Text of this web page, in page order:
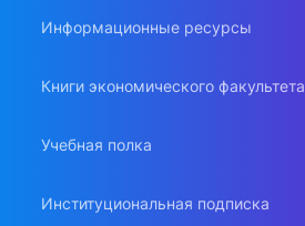
Информационные ресурсы
Книги экономического факультета
Учебная полка
Институциональная подписка